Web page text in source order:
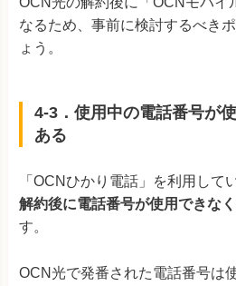
なるため、事前に検討するべき
ょう。
4-3．使用中の電話番号が
ある
「OCNひかり電話」を利用して
解約後に電話番号が使用できな
す。
OCN光で発番された電話番号は